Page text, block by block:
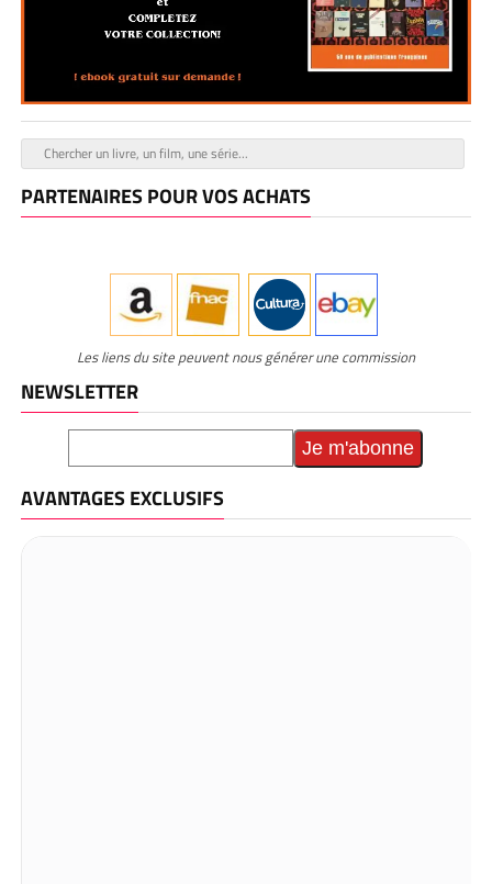
PARTENAIRES POUR VOS ACHATS
Les liens du site peuvent nous générer une commission
NEWSLETTER
AVANTAGES EXCLUSIFS